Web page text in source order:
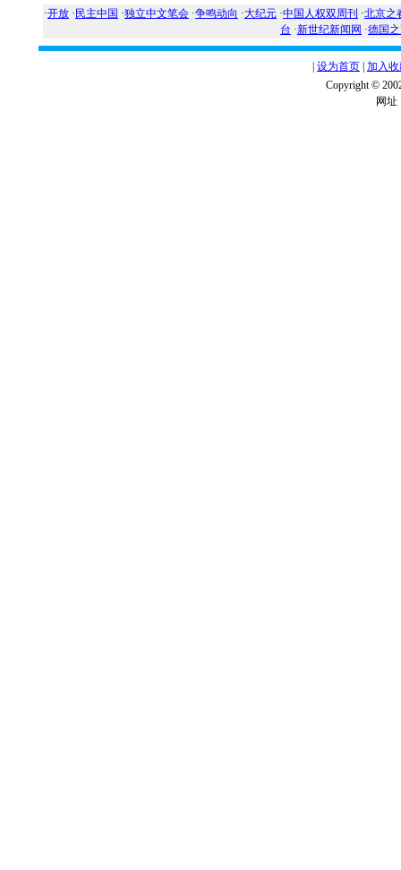
·开放 · 民主中国 ·独立中文笔会 ·争鸣动向 ·大纪元 ·中国人权双周刊 ·北京之
台 ·新世纪新闻网 ·德国
设为首页 加入
Copyright ©
网址